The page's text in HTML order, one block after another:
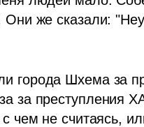
же сказали:
города Шхема за
за
с чем не считаясь,